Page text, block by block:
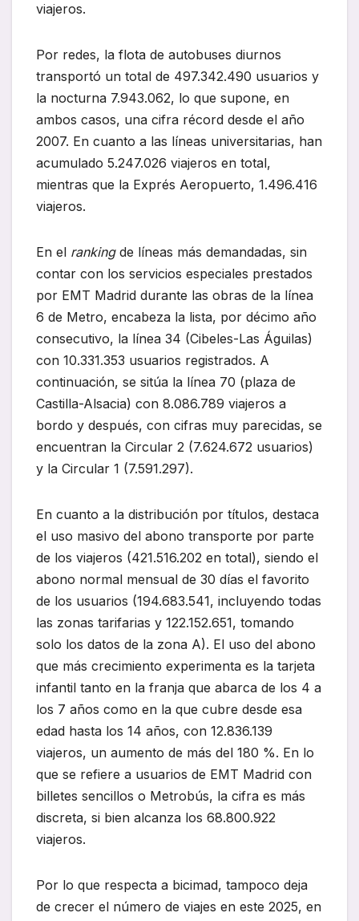
viajeros.
Por redes, la flota de autobuses diurnos
transportó un total de 497.342.490 usuarios y
la nocturna 7.943.062, lo que supone, en
ambos casos, una cifra récord desde el año
2007. En cuanto a las líneas universitarias, han
acumulado 5.247.026 viajeros en total,
mientras que la Exprés Aeropuerto, 1.496.416
viajeros.
En el rankingde líneas más demandadas, sin
contar con los servicios especiales prestados
por EMT Madrid durante las obras de la línea
6 de Metro, encabeza la lista, por décimo año
consecutivo, la línea 34 (Cibeles-Las Águilas)
con 10.331.353 usuarios registrados. A
continuación, se sitúa la línea 70 (plaza de
Castilla-Alsacia) con 8.086.789 viajeros a
bordo y después, con cifras muy parecidas, se
encuentran la Circular 2 (7.624.672 usuarios)
y la Circular 1 (7.591.297).
En cuanto a la distribución por títulos, destaca
el uso masivo del abono transporte por parte
de los viajeros (421.516.202 en total), siendo el
abono normal mensual de 30 días el favorito
de los usuarios (194.683.541, incluyendo todas
las zonas tarifarias y 122.152.651, tomando
solo los datos de la zona A). El uso del abono
que más crecimiento experimenta es la tarjeta
infantil tanto en la franja que abarca de los 4 a
los 7 años como en la que cubre desde esa
edad hasta los 14 años, con 12.836.139
viajeros, un aumento de más del 180 %. En lo
que se refiere a usuarios de EMT Madrid con
billetes sencillos o Metrobús, la cifra es más
discreta, si bien alcanza los 68.800.922
viajeros.
Por lo que respecta a bicimad, tampoco deja
de crecer el número de viajes en este 2025, en